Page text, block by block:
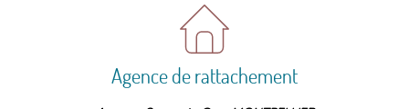
Agence de rattachement